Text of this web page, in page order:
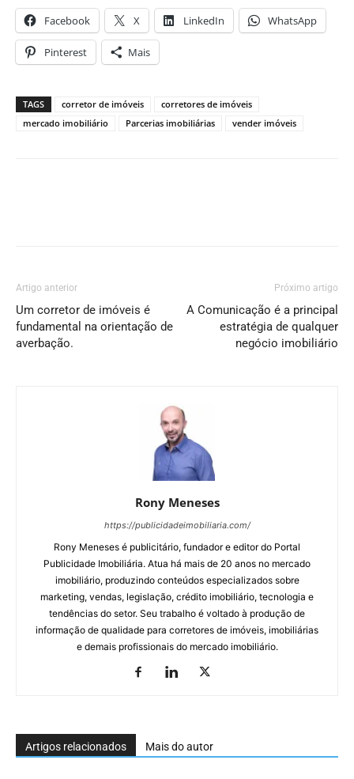
Facebook X LinkedIn WhatsApp
Pinterest Mais
TAGS corretor de imóveis
corretores de imóveis
mercado imobiliário
Parcerias imobiliárias vender imóveis
Artigo anterior
Um corretor de imóveis é
fundamental na orientação de
averbação.
Próximo artigo
A Comunicação é a principal
estratégia de qualquer
negócio imobiliário
Rony Meneses
https://publicidadeimobiliaria.com/
Rony Meneses é publicitário, fundador e editor do Portal
Publicidade Imobiliária. Atua há mais de 20 anos no mercado
imobiliário, produzindo conteúdos especializados sobre
marketing, vendas, legislação, crédito imobiliário, tecnologia e
tendências do setor. Seu trabalho é voltado à produção de
informação de qualidade para corretores de imóveis, imobiliárias
e demais profissionais do mercado imobiliário.
Artigos relacionados Mais do autor